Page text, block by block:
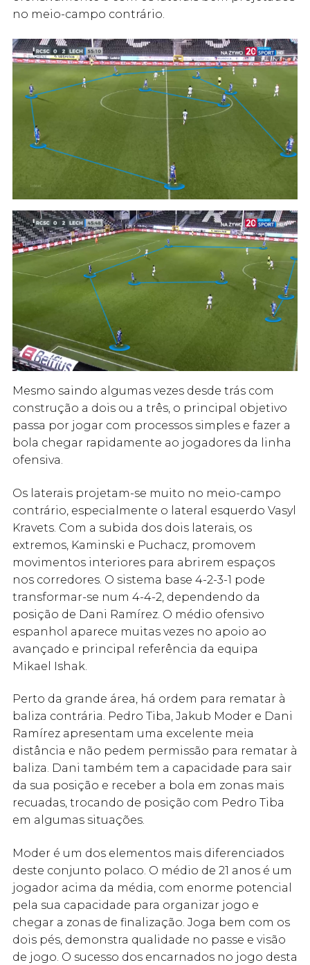
no meio-campo contrário.
Mesmo saindo algumas vezes desde trás com
construção a dois ou a três, o principal objetivo
passa por jogar com processos simples e fazer a
bola chegar rapidamente ao jogadores da linha
ofensiva.
Os laterais projetam-se muito no meio-campo
contrário, especialmente o lateral esquerdo Vasyl
Kravets. Com a subida dos dois laterais, os
extremos, Kaminski e Puchacz, promovem
movimentos interiores para abrirem espaços
nos corredores. O sistema base 4-2-3-1 pode
transformar-se num 4-4-2, dependendo da
posição de Dani Ramírez. O médio ofensivo
espanhol aparece muitas vezes no apoio ao
avançado e principal referência da equipa
Mikael Ishak.
Perto da grande área, há ordem para rematar à
baliza contrária. Pedro Tiba, Jakub Moder e Dani
Ramírez apresentam uma excelente meia
distância e não pedem permissão para rematar à
baliza. Dani também tem a capacidade para sair
da sua posição e receber a bola em zonas mais
recuadas, trocando de posição com Pedro Tiba
em algumas situações.
Moder é um dos elementos mais diferenciados
deste conjunto polaco. O médio de 21 anos é um
jogador acima da média, com enorme potencial
pela sua capacidade para organizar jogo e
chegar a zonas de finalização. Joga bem com os
dois pés, demonstra qualidade no passe e visão
de jogo. O sucesso dos encarnados no jogo desta